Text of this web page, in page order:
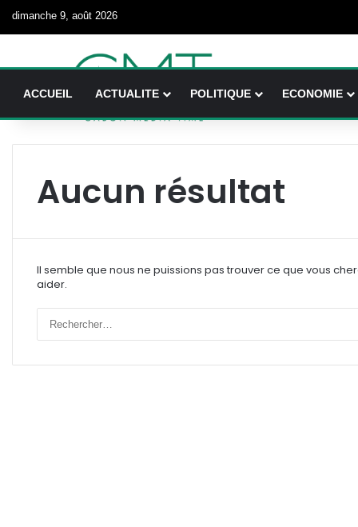
dimanche 9, août 2026
ACCUEIL ACTUALITE POLITIQUE ECONOMIE
Aucun résultat
Il semble que nous ne puissions pas trouver ce que vous
aider.